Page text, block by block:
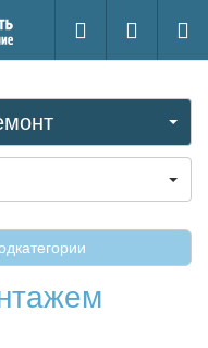
Поиск
Вход на